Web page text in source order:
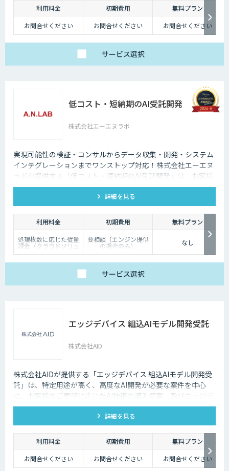
利用料金 初期費用
無料プラン
お問合せください
お問合せください お問合せください
サービス選択
低コスト・短納期のAI受託開発
株式会社エーエヌラボ
実現可能性の検証・コンサルからデータ収集・開発・システム
インテグレーションまでワンストップ対応！株式会社エーエヌ
ラボが提供する「低コスト・短納期のAI受託開発」は、お客様
のニーズにピッタリ合った画像AIソリューション開発します。
200件以上の実績。無料トライアルもあり、初めての方でも安
心してお任せください！
詳細を見る
利用料金 初期費用
無料プラン
処理枚数に応じた従量
課金（クラウドソリュ
ーション）、オンプレ
に応じて柔軟に対応し
ます。データ処理のみ
希望する場合は、目安
要相談（エンジン提供
の場合のみ） なし
サービス選択
エッジデバイス 組込AIモデル開発受託
株式会社AID
株式会社AIDが提供する「エッジデバイス 組込AIモデル開発受
託」は、特定用途が高く、高度なAI開発が必要な案件を中心
に、お客様のご要望に応じたAI技術の導入提案、及びエッジデ
バイス向けAIアルゴリズムの開発受託を行います。 Nvidia
Jetson、Raspberry Pi、Google Coral TPU、ソラコム S+
Camera、Panasonic Vieureka等、多様なエッジデバイスに対
応しており、可視光カメラに加え、赤外線、LiDARセンサーの
活用経験も豊富にございます。
詳細を見る
利用料金 初期費用
無料プラン
お問合せください
お問合せください お問合せください